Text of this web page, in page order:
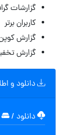
گزارشات
کاربران برتر
گزارش
گزارش
دانلود و
دانلود /